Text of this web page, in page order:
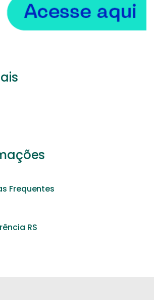
Frequentes
RS